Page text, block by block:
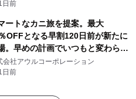
日前
ートなカニ旅を提案。最大
OFFとなる早割120日前が新たに
。早めの計画でいつもと変わらぬ
の冬旅を。ー夕日ヶ浦温泉「佳松
邸ふうか」ー
会社アウルコーポレーション
日前